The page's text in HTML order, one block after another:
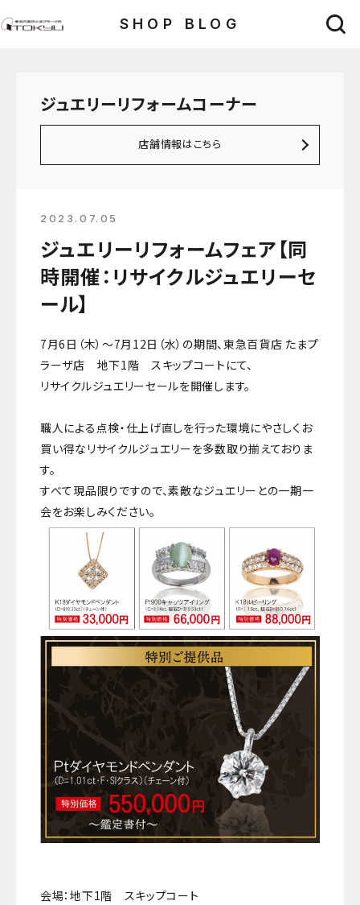
SHOP BLOG
ジュエリーリフォームコーナー
店舗情報はこちら
2023.07.05
ジュエリーリフォームフェア【同
時開催：リサイクルジュエリーセ
ール】
7月6日（木）～7月12日（水）の期間、東急百貨店 たまプ
ラーザ店 地下1階 スキップコートにて、
リサイクルジュエリーセールを開催します。
職人による点検・仕上げ直しを行った環境にやさしくお
買い得なリサイクルジュエリーを多数取り揃えておりま
す。
すべて現品限りですので、素敵なジュエリーとの一期一
会をお楽しみください。
会場：地下1階 スキップコート